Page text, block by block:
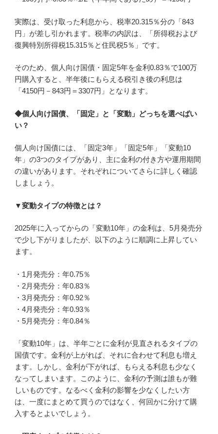
実際は、受け取った利息から、税率20.315％分の「843
円」が差し引かれます。税率の内訳は、「所得税および
復興特別所得税15.315％と住民税5％」です。
そのため、個人向け国債・固定5年を金利0.83％で100万
円購入すると、半年後にもらえる税引き後の利息は
「4150円－843円＝3307円」となります。
◆個人向け国債、「固定」と「変動」どっちを選べばい
い？
個人向け国債には、「固定3年」「固定5年」「変動10
年」の3つのタイプがあり、主に金利の付き方や運用期間
の違いがあります。それぞれについてさらに詳しく確認
しましょう。
▼変動タイプの特徴とは？
2025年に入ってからの「変動10年」の金利は、5月発売分
で少し下がりましたが、以下のように順調に上昇してい
ます。
・1月発売分：年0.75％
・2月発売分：年0.83％
・3月発売分：年0.92％
・4月発売分：年0.93％
・5月発売分：年0.84％
「変動10年」は、半年ごとに金利が見直されるタイプの
国債です。金利が上がれば、それに合わせて利息も増え
ます。しかし、金利が下がれば、もらえる利息も少なく
なってしまいます。このように、金利の予測は誰もが難
しいものです。なるべく金利の影響を少なくしたい方
は、一度にまとめて買うのではなく、何回かに分けて購
入するとよいでしょう。